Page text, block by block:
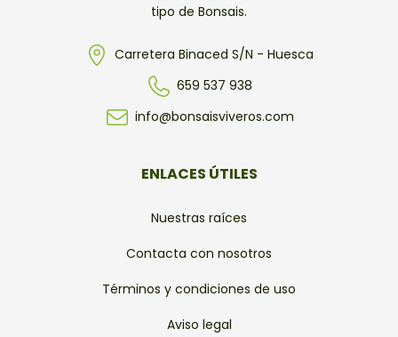
tipo de Bonsais.
Carretera Binaced S/N - Huesca
659 537 938
info@bonsaisviveros.com
ENLACES ÚTILES
Nuestras raíces
Contacta con nosotros
Términos y condiciones de uso
Aviso legal